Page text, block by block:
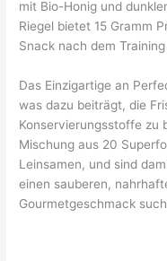
mit Bio-Honig und
Riegel bietet 15 Gramm
Snack nach dem
Das Einzigartige an
was dazu beiträgt, die
Konservierungsstoffe zu
Mischung aus 20
Leinsamen, und sind
einen sauberen,
Gourmetgeschmack